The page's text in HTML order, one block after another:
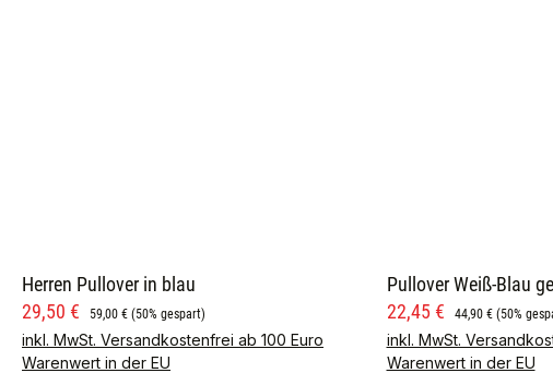
Herren Pullover in blau
Verkaufspreis:
29,50 € Regulärer Preis:
59,00 € (50% gespart)
inkl. MwSt. Versandkostenfrei ab 100 Euro
Warenwert in der EU
Pullover Weiß-Blau
Verkaufspreis:
22,45 € Regulärer Preis:
44,90 € (50%
inkl. MwSt.
Warenwert in der EU